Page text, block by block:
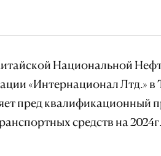
Национальной
«Интернационал Лтд.» в
пред квалификационный
средств на